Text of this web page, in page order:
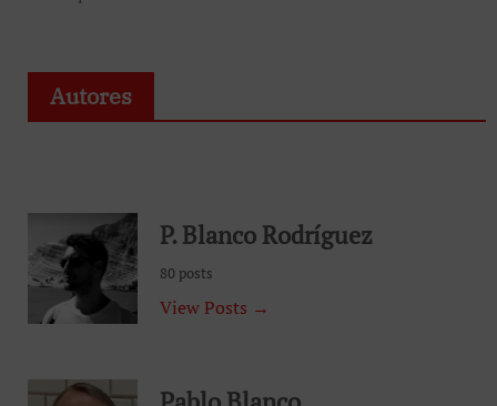
Autores
P. Blanco Rodríguez
80 posts
View Posts →